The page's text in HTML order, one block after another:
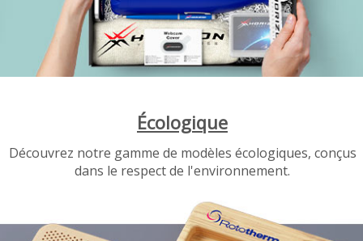
Écologique
Découvrez notre gamme de modèles écologiques, conçus
dans le respect de l'environnement.